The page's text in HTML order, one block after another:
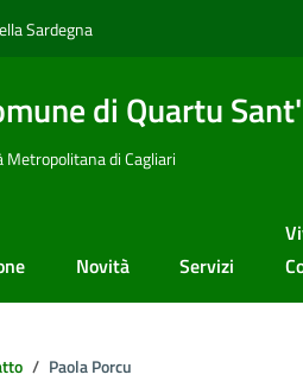
Sardegna
di Quartu
Metropolitana di Cagliari
Novità Servizi
Paola Porcu